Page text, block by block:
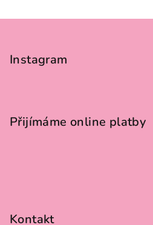
Instagram
Přijímáme online platby
Kontakt